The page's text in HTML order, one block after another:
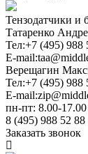
Тензодатчики и
Татаренко
Тел:+7 (495) 988
E-mail:
Верещагин
Тел:+7 (495) 988
E-mail:
пн-пт: 8.00-17.00
8 (495) 988 52 88
Заказать звонок